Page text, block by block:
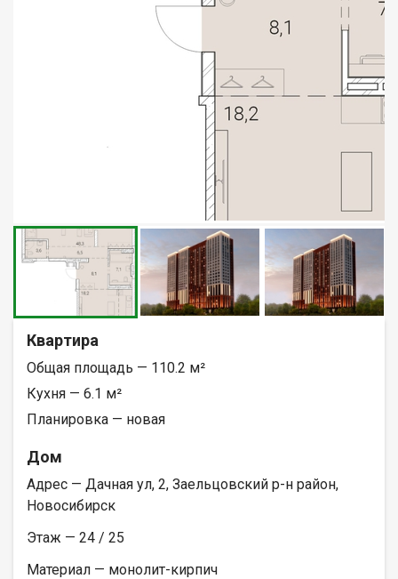
Квартира
Общая площадь — 110.2 м²
Кухня — 6.1 м²
Планировка — новая
Дом
Адрес — Дачная ул, 2, Заельцовский р-н район,
Новосибирск
Этаж — 24 / 25
Материал — монолит-кирпич